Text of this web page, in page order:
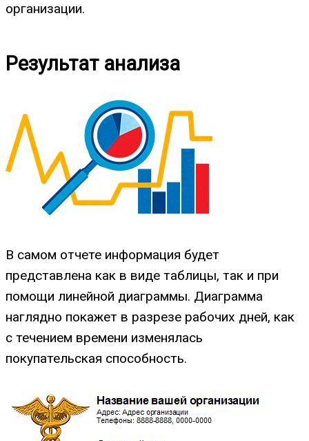
организации.
Результат анализа
В самом отчете информация будет
представлена как в виде таблицы, так и при
помощи линейной диаграммы. Диаграмма
наглядно покажет в разрезе рабочих дней, как
с течением времени изменялась
покупательская способность.